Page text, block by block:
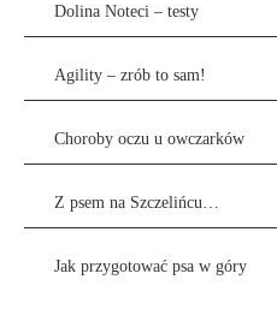
Dolina Noteci – testy
Agility – zrób to sam!
Choroby oczu u owczarków
Z psem na Szczelińcu…
Jak przygotować psa w góry